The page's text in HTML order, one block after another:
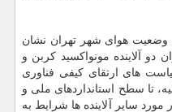
روند بلندمدت ۱۶ ساله وضعیت هوای شهر تهران نشان
دو آلاینده مونواکسید کربن و
های ارتقای کیفی فناوری
تا سطح استانداردهای ملی و
سایر آلاینده ها شرایط به